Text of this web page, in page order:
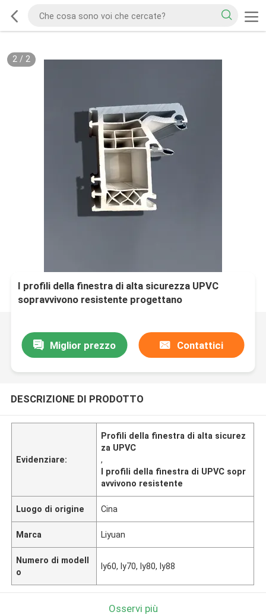
2/ 2
I profili della finestra di alta sicurezza UPVC
sopravvivono resistente progettano
Miglior prezzo Contattici
DESCRIZIONE DI PRODOTTO
Evidenziare:
Profili della finestra di alta sicurez
za UPVC
,
I profili della finestra di UPVC sopr
avvivono resistente
Luogo di origine Cina
Marca Liyuan
Numero di modell
o
ly60, ly70, ly80, ly88
Osservi più